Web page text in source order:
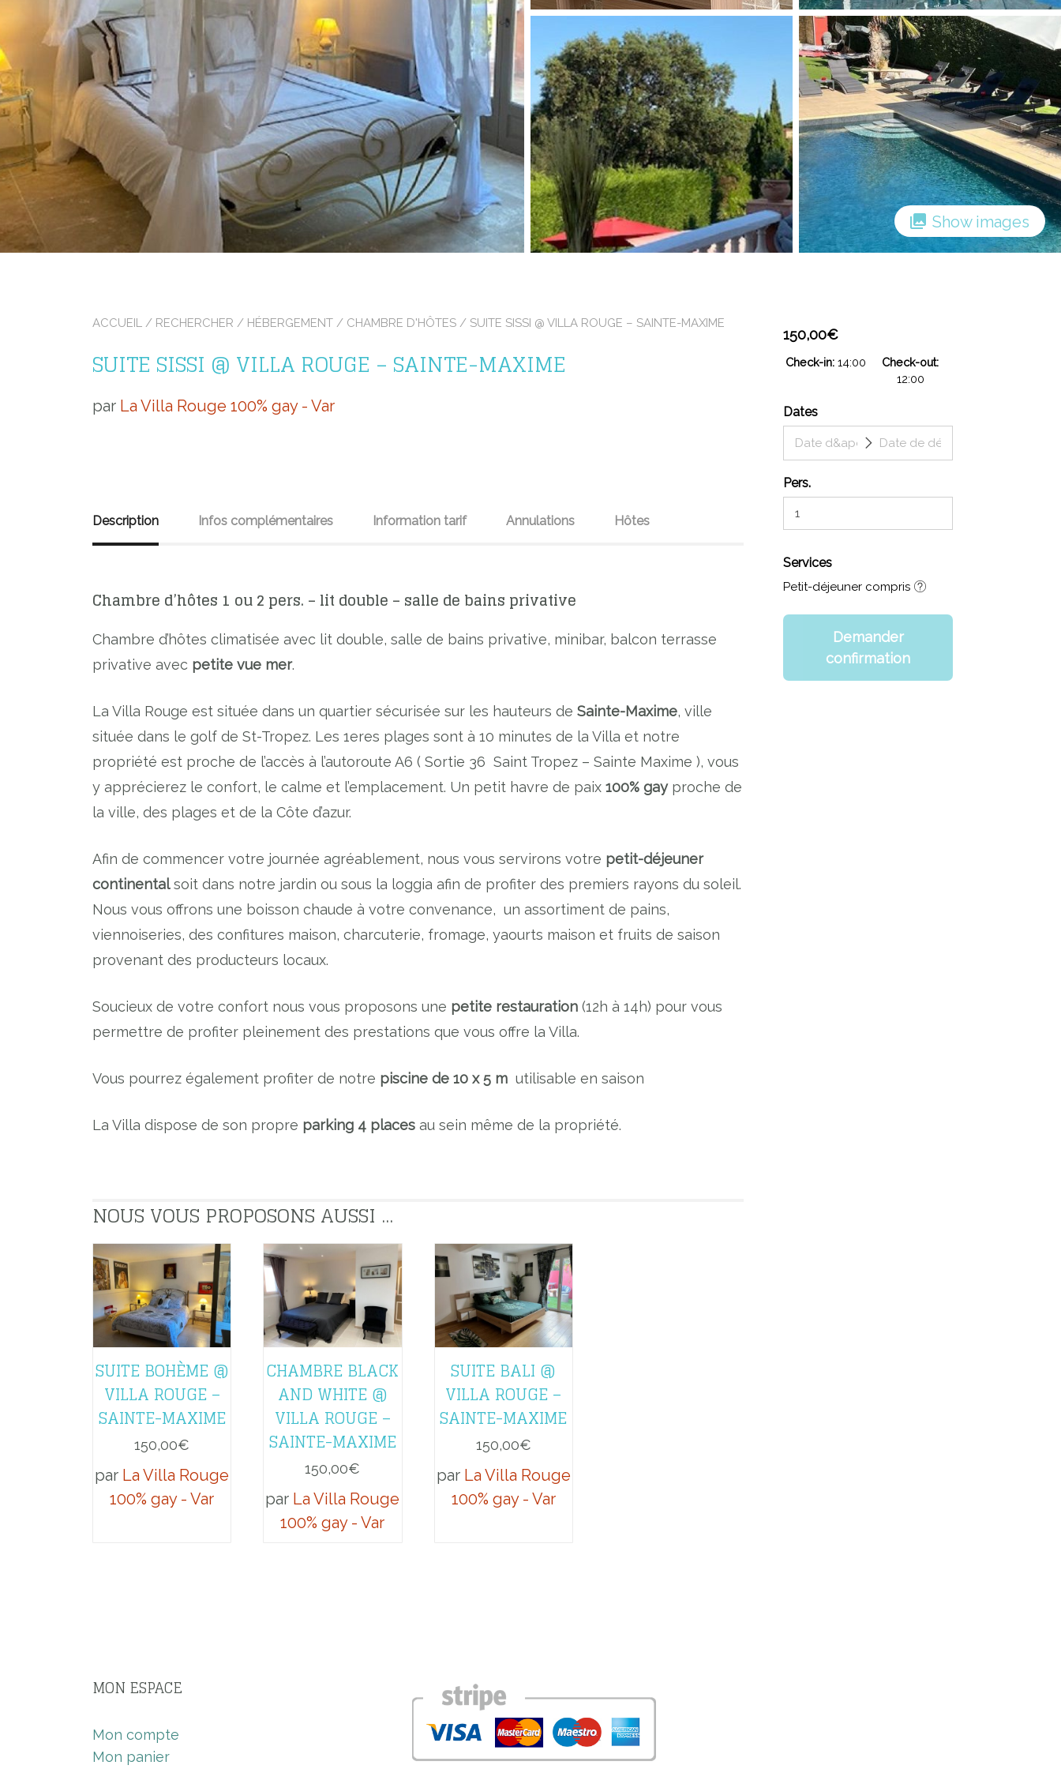
Show images
ACCUEIL / RECHERCHER / HÉBERGEMENT / CHAMBRE D'HÔTES / SUITE SISSI @ VILLA ROUGE – SAINTE-MAXIME
SUITE SISSI @ VILLA ROUGE – SAINTE-MAXIME
par La Villa Rouge 100% gay - Var
Description Infos complémentaires Information tarif Annulations Hôtes
Chambre d’hôtes 1 ou 2 pers. – lit double – salle de bains privative
Chambre d’hôtes climatisée avec lit double, salle de bains privative, minibar, balcon terrasse
privative avec petite vue mer.
La Villa Rouge est située dans un quartier sécurisée sur les hauteurs de Sainte-Maxime, ville
située dans le golf de St-Tropez. Les 1eres plages sont à 10 minutes de la Villa et notre
propriété est proche de l’accès à l’autoroute A6 ( Sortie 36 Saint Tropez – Sainte Maxime ), vous
y apprécierez le confort, le calme et l’emplacement. Un petit havre de paix 100% gayproche de
la ville, des plages et de la Côte d’azur.
Afin de commencer votre journée agréablement, nous vous servirons votre petit-déjeuner
continentalsoit dans notre jardin ou sous la loggia afin de profiter des premiers rayons du soleil.
Nous vous offrons une boisson chaude à votre convenance, un assortiment de pains,
viennoiseries, des confitures maison, charcuterie, fromage, yaourts maison et fruits de saison
provenant des producteurs locaux.
Soucieux de votre confort nous vous proposons une petite restauration (12h à 14h) pour vous
permettre de profiter pleinement des prestations que vous offre la Villa.
Vous pourrez également profiter de notre piscine de 10 x 5 m utilisable en saison
La Villa dispose de son propre parking 4 places au sein même de la propriété.
NOUS VOUS PROPOSONS AUSSI ...
SUITE BOHÈME @
VILLA ROUGE –
SAINTE-MAXIME
150,00€
par La Villa Rouge
100% gay - Var
CHAMBRE BLACK
AND WHITE @
VILLA ROUGE –
SAINTE-MAXIME
150,00€
par La Villa Rouge
100% gay - Var
SUITE BALI @
VILLA ROUGE –
SAINTE-MAXIME
150,00€
par La Villa Rouge
100% gay - Var
150,00€
Check-in 14:00
Check-out
12:00
Dates
Pers.
Services
Petit-déjeuner compris
Demander
confirmation
MON ESPACE
Mon compte
Mon panier